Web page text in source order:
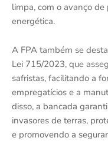
limpa, com o avanço
energética.
A FPA também se
Lei 715/2023, que
safristas, facilitando a
empregatícios e a
disso, a bancada
invasores de terras,
e promovendo a